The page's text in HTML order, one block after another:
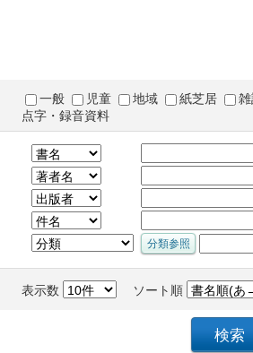
一般 児童 地域 紙芝居
点字・録音資料
表示数 ソート順